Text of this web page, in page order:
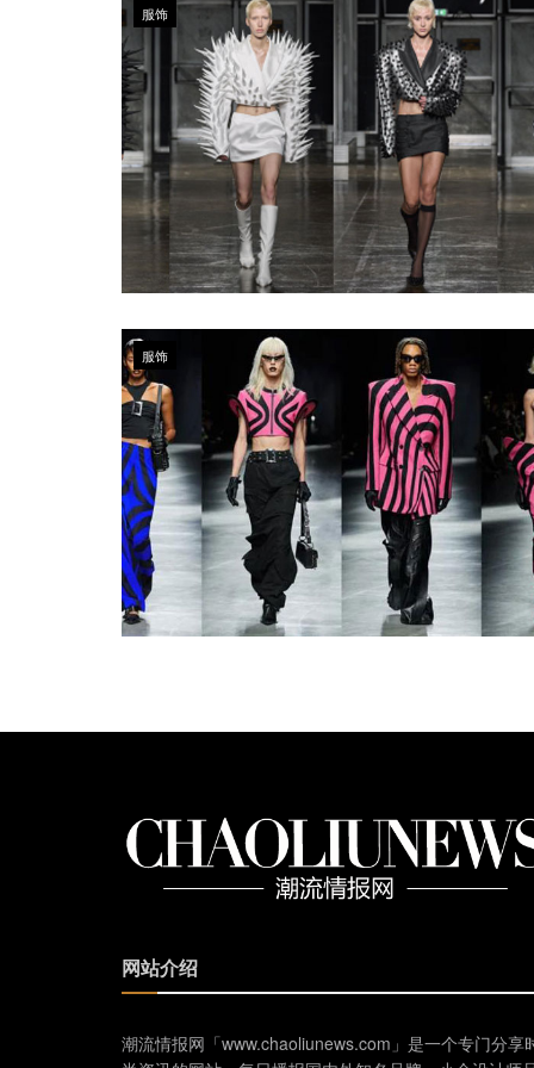
服饰
服饰
网站介绍
潮流情报网「www.chaoliunews.com」是一个专门分享